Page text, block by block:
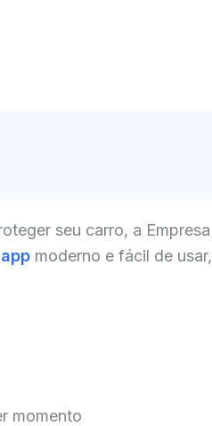
seu carro, a Empresa
moderno e fácil de usar,
momento